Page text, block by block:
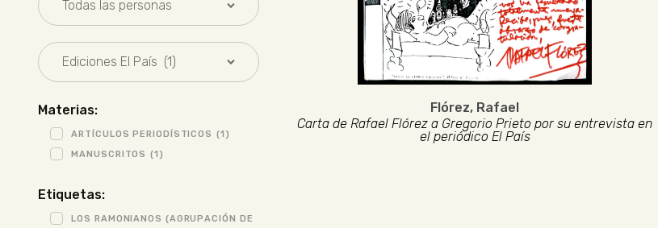
Materias:
ARTÍCULOS PERIODÍSTICOS (1)
MANUSCRITOS (1)
Etiquetas:
LOS RAMONIANOS (AGRUPACIÓN DE
Flórez, Rafael
Carta de Rafael Flórez a Gregorio Prieto por su entrevista en
el periódico El País